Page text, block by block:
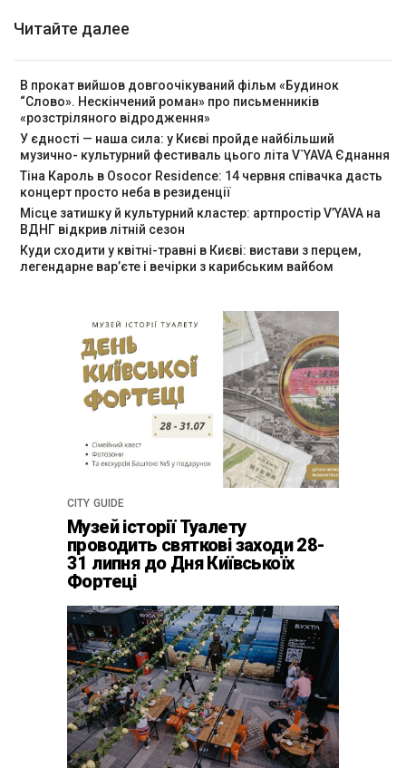
Читайте далее
В прокат вийшов довгоочікуваний фільм «Будинок
“Слово». Нескінчений роман» про письменників
«розстріляного відродження»
У єдності — наша сила: у Києві пройде найбільший
музично- культурний фестиваль цього літа V`YAVA Єднання
Тіна Кароль в Osocor Residence: 14 червня співачка дасть
концерт просто неба в резиденції
Місце затишку й культурний кластер: артпростір V’YAVA на
ВДНГ відкрив літній сезон
Куди сходити у квітні-травні в Києві: вистави з перцем,
легендарне вар’єте і вечірки з карибським вайбом
CITY GUIDE
Музей історії Туалету
проводить святкові заходи 28-
31 липня до Дня Київськоїх
Фортеці